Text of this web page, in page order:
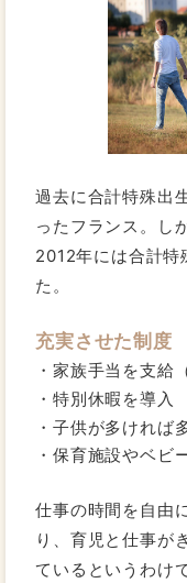
過去に合計特殊出
ったフランス。し
2012年には合計特
た。
充実させた制度
家族手当を支給
特別休暇を導入
子供が多ければ
保育施設やベビ
仕事の時間を自由
り、育児と仕事が
ているというわけ